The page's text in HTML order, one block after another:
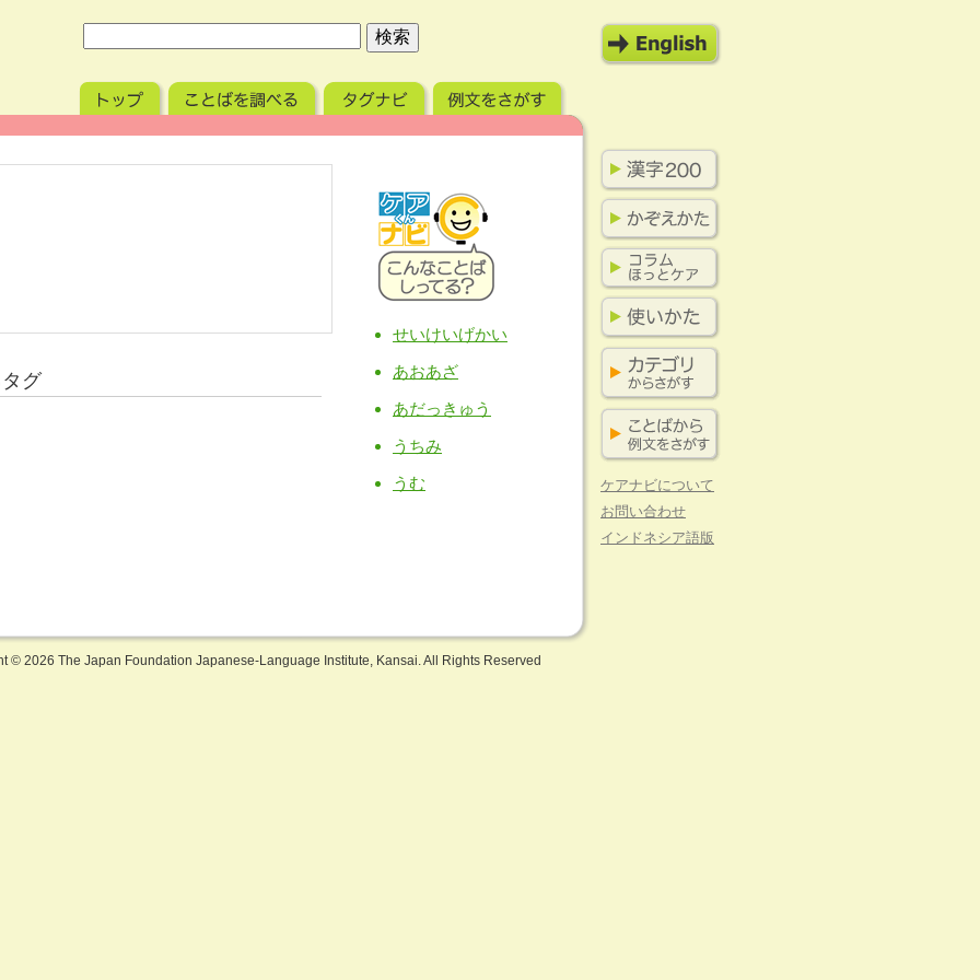
グ
せいけいげかい
あおあざ
あだっきゅう
うちみ
うむ
ケアナビについて
お問い合わせ
インドネシア語版
© 2026 The Japan Foundation Japanese-Language Institute, Kansai. All Rights Reserved